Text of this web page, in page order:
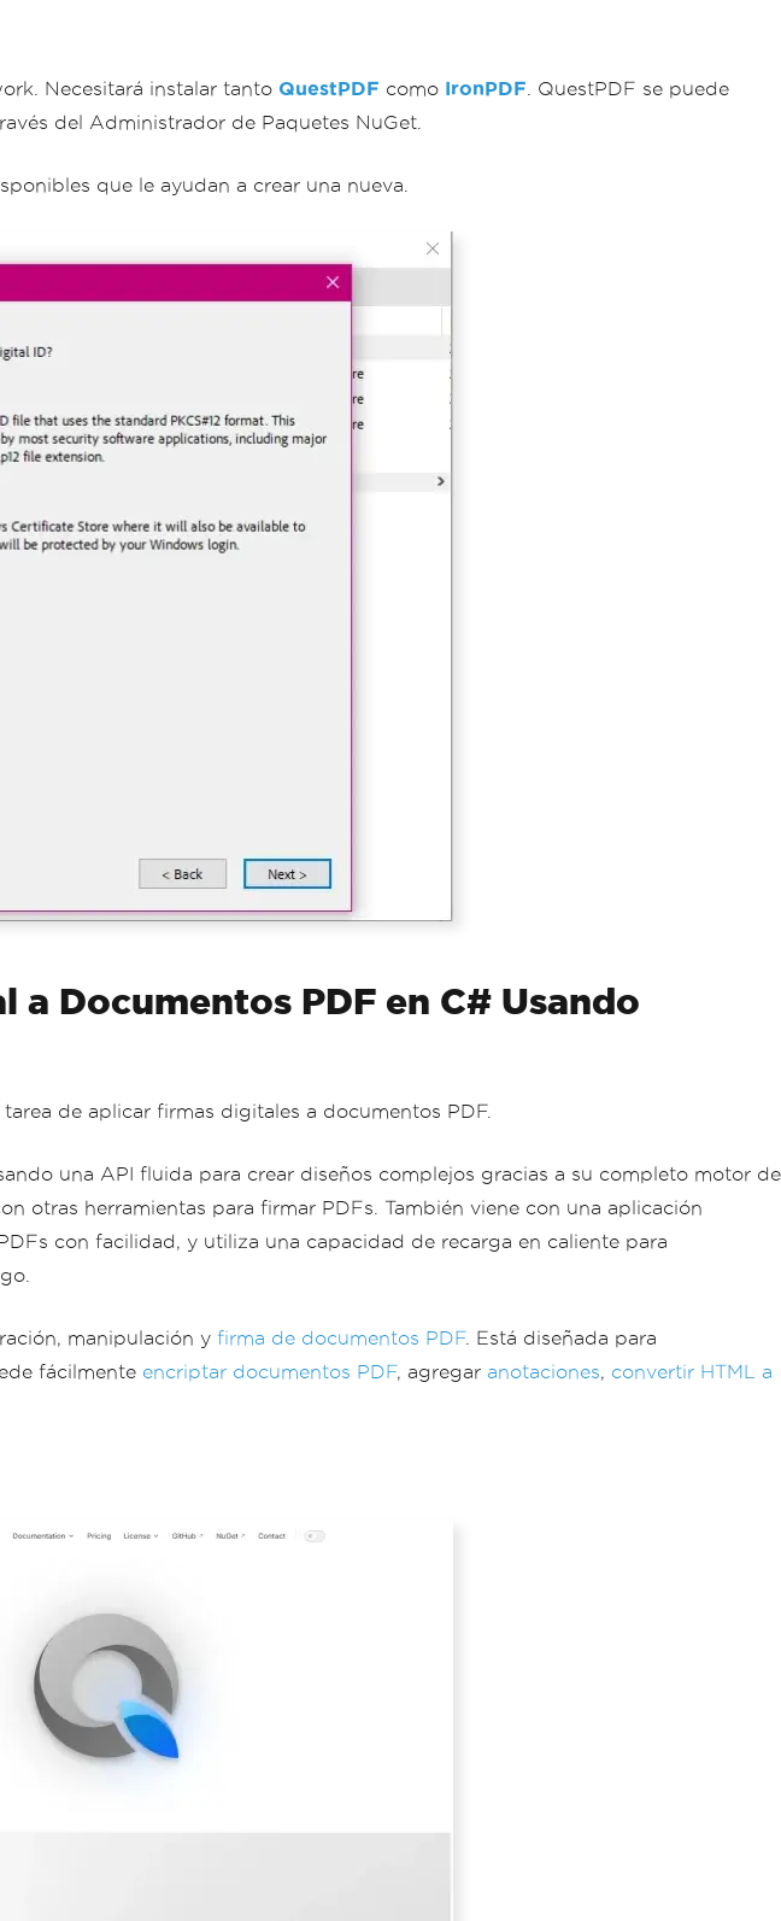
Necesitará instalar tanto QuestPDF como IronPDF . QuestPDF se puede
del Administrador de Paquetes NuGet.
que le ayudan a crear una nueva.
Documentos PDF en C# Usando
de aplicar firmas digitales a documentos PDF.
una API fluida para crear diseños complejos gracias a su completo motor de
otras herramientas para firmar PDFs. También viene con una aplicación
con facilidad, y utiliza una capacidad de recarga en caliente para
manipulación y firma de documentos PDF. Está diseñada para
fácilmente encriptar documentos PDF, agregar anotaciones, convertir HTML a